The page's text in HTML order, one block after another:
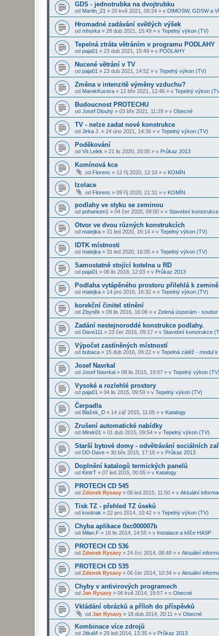
GDS - jednotrubka na dvojtrubku
od Martin_21 » 20 kvě 2021, 09:24 » v DIMOSW, GDSW a
Hromadné zadávání světlých výšek
od mhorka » 28 dub 2021, 15:49 » v Tepelný výkon (TV)
Tepelná ztráta větráním v programu PODLAHY
od paja01 » 23 dub 2021, 15:49 » v PODLAHY
Nucené větrání v TV
od paja01 » 23 dub 2021, 14:52 » v Tepelný výkon (TV)
Změna v intenzitě výměny vzduchu?
od MarekKucera » 12 bře 2021, 12:46 » v Tepelný výkon
Budoucnost PROTECHU
od Josef Dlouhý » 03 bře 2021, 11:29 » v Obecné
TV - nelze zadat nové konstrukce
od Jirka J. » 24 úno 2021, 14:36 » v Tepelný výkon (TV)
Poděkování
od Vít Lelek » 21 lis 2020, 20:05 » v Průkaz 2013
Komínová kce
od Florenc » 12 říj 2020, 12:10 » v KOMÍN
Izolace
od Florenc » 09 říj 2020, 21:31 » v KOMÍN
podlahy ve styku se zeminou
od pohantom1 » 04 čer 2020, 09:00 » v Stavební
Otvor ve dvou různých konstrukcích
od matejka » 31 led 2020, 16:14 » v Tepelný výkon (TV)
IDTK místnosti
od matejka » 31 led 2020, 16:05 » v Tepelný výkon (TV)
Samostatně stojící kotelna u RD
od paja01 » 06 lis 2018, 12:03 » v Průkaz 2013
Podlaha vytápěného prostoru přilehlá k zemině
od matejka » 14 pro 2016, 16:32 » v Tepelný výkon (TV)
korekční činitel stínění
od Zbyněk » 09 lis 2016, 16:06 » v Zelená úsporám -
Zadání nestejnoroddé konstrukce podlahy.
od Dave111 » 23 čer 2016, 09:17 » v Stavební konstrukce
Výpočet zastíněných místností
od bubaca » 15 dub 2016, 09:22 » v Tepelná zátěž - modul
Josef Navrkal
od Josef Navrkal » 08 lis 2015, 19:07 » v Tepelný výkon (TV)
Vysoké a rozlehlé prostory
od paja01 » 04 lis 2015, 09:59 » v Tepelný výkon (TV)
Čerpadla
od Blažek_D » 14 zář 2015, 11:05 » v Katalogy
Zrušení automatické nabídky
od Mirek01 » 01 dub 2015, 09:54 » v Tepelný výkon (TV)
Starší bytové domy - odvětrávání sociálních
od DD-Dave » 30 bře 2015, 17:18 » v Průkaz 2013
Doplnění katalogů termických panelů
od KintrT » 07 led 2015, 00:05 » v Katalogy
PROTECH CD 545
od Zdenek Rysavy » 06 led 2015, 11:50 » v Aktuální
Tisk TZ - přehled TZ úseků
od koutnak » 22 pro 2014, 10:42 » v Tepelný výkon (TV)
Chyba aplikace 0xc000007b
od Milan.F » 16 lis 2014, 14:55 » v Instalace a klíče HASP
PROTECH CD 536
od Zdenek Rysavy » 24 črc 2014, 08:48 » v Aktuální
PROTECH CD 535
od Zdenek Rysavy » 06 čer 2014, 10:34 » v Aktuální
Chyby v antivirových programech
od Jan Rysavy » 06 kvě 2014, 19:57 » v Obecné
Vkládání obrázků a příloh do příspěvků
od Jan Rysavy » 18 dub 2014, 20:11 » v Obecné
Kombinace více zdrojů
od JitkaM » 29 led 2014, 13:35 » v Průkaz 2013